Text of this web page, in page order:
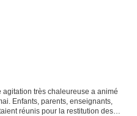
très chaleureuse a animé
Enfants, parents, enseignants,
réunis pour la restitution des